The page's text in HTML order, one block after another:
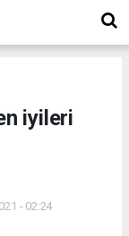
iyileri
- 02:24